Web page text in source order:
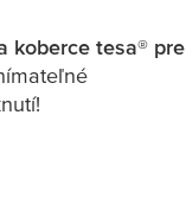
koberce tesa® pre